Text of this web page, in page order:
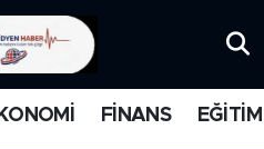
FİNANS EĞİTİM